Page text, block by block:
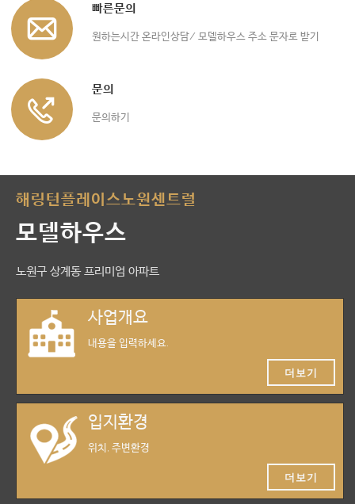
빠른문의
원하는시간 온라인상담/ 모델하우스 주소 문자로 받기
문의
문의하기
해링턴플레이스노원센트럴
모델하우스
노원구 상계동 프리미엄 아파트
사업개요
내용을 입력하세요.
더보기
입지환경
위치, 주변환경
더보기